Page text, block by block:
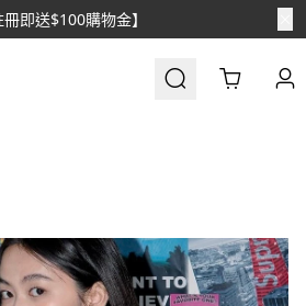
費滿$1688免運】
Cart